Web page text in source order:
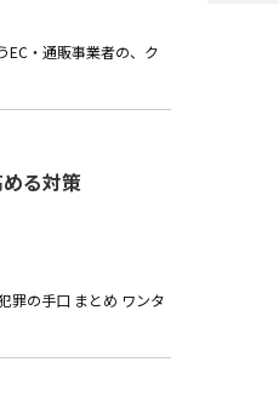
EC・通販事業者の、ク
る対策
罪の手口 まとめ ワンタ